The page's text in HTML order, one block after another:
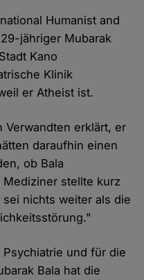
Humanist and
jähriger Mubarak
Kano
Klinik
er Atheist ist.
Verwandten erklärt, er
daraufhin einen
ob Bala
stellte kurz
nichts weiter als die
und für die
Bala hat die